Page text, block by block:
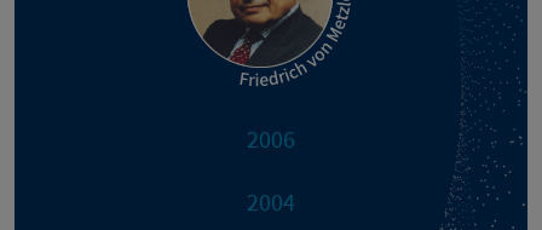
2006
2004